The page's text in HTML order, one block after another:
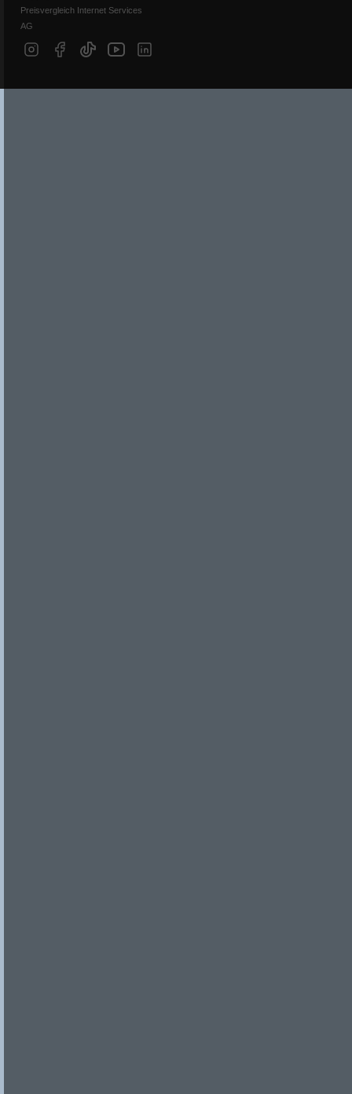
Preisvergleich Internet Services
AG